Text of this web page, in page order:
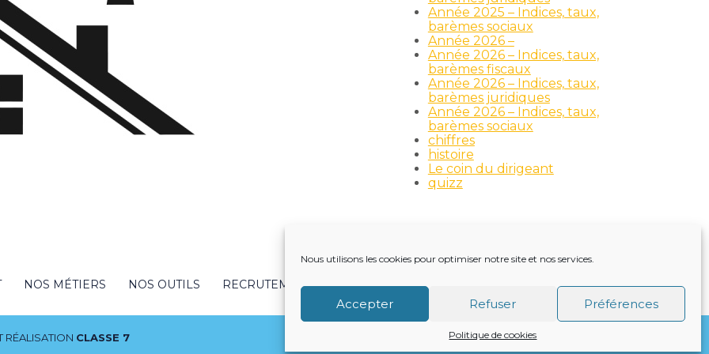
Nous utilisons les cookies pour optimiser notre site et nos services.
Accepter Refuser Préférences
Politique de cookies
Année 2025 – Indices, taux,
barèmes sociaux
Année 2026 –
Année 2026 – Indices, taux,
barèmes fiscaux
Année 2026 – Indices, taux,
barèmes juridiques
Année 2026 – Indices, taux,
barèmes sociaux
chiffres
histoire
Le coin du dirigeant
quizz
NOS MÉTIERS NOS OUTILS RECRUTEMENT NOTRE ACTUALITÉ VIE DU CABINET CONTACT
RÉALISATION CLASSE 7